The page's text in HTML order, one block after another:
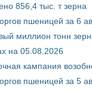
856,4 тыс. т зерна
пшеницей за 6
миллион тонн
на 05.08.2026
кампания
пшеницей за 5